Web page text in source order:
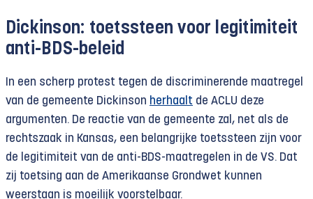
Dickinson: toetssteen voor legitimiteit
anti-BDS-beleid
In een scherp protest tegen de discriminerende maatregel
van de gemeente Dickinson herhaalt de ACLU deze
argumenten. De reactie van de gemeente zal, net als de
rechtszaak in Kansas, een belangrijke toetssteen zijn voor
de legitimiteit van de anti-BDS-maatregelen in de VS. Dat
zij toetsing aan de Amerikaanse Grondwet kunnen
weerstaan is moeilijk voorstelbaar.